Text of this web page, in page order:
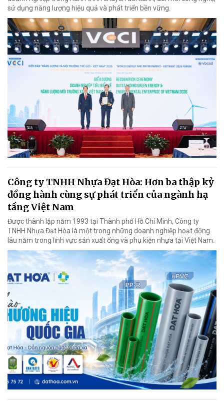
sử dụng năng lượng hiệu quả và phát triển bền vững.
Công ty TNHH Nhựa Đạt Hòa: Hơn ba thập kỷ
đồng hành cùng sự phát triển của ngành hạ
tầng Việt Nam
Được thành lập năm 1993 tại Thành phố Hồ Chí Minh, Công ty
TNHH Nhựa Đạt Hòa là một trong những doanh nghiệp hoạt động
lâu năm trong lĩnh vực sản xuất ống và phụ kiện nhựa tại Việt Nam.